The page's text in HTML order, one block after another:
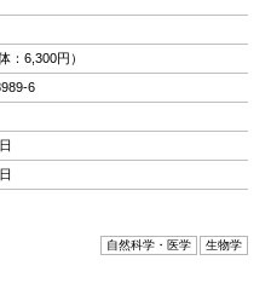
：6,300円）
6
自然科学・医学 生物学